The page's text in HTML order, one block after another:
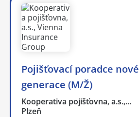
Pojišťovací poradce nové
generace (M/Ž)
Kooperativa pojišťovna, a.s.,…
Plzeň